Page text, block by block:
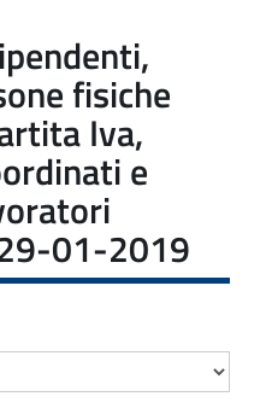
fisiche
Iva,
e
01-2019